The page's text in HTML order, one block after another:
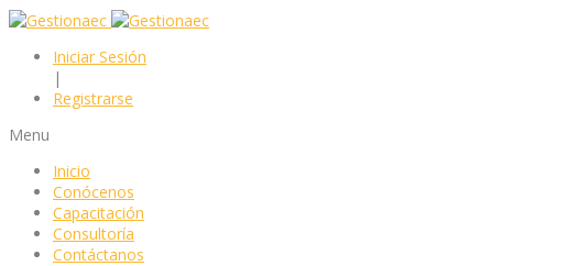
Iniciar Sesión
|
Registrarse
Menu
Inicio
Conócenos
Capacitación
Consultoría
Contáctanos